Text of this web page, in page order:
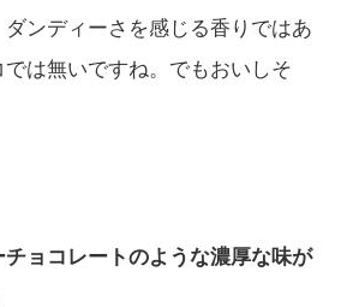
ンディーさを感じる香りではあ
は無いですね。でもおいしそ
ョコレートのような濃厚な味が